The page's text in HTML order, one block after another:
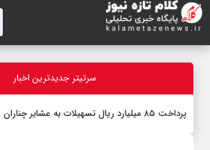
سرتیتر جدیدترین اخبار
پرداخت ۸۵ میلیارد ریال تسهیلات به عشایر چناران